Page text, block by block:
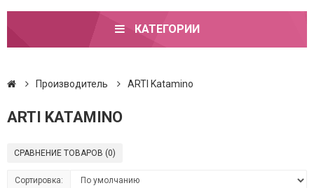
КАТЕГОРИИ
Производитель ARTI Katamino
ARTI KATAMINO
СРАВНЕНИЕ ТОВАРОВ (0)
Сортировка: